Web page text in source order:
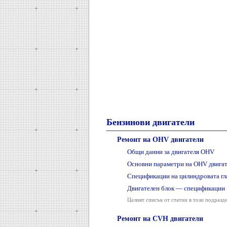
Бензинови двигатели
Ремонт на OHV двигатели
Общи данни за двигателя OHV
Основни параметри на OHV
Спецификации на цилиндровата
Двигателен блок — спецификации
Целият списък от статии в този
Ремонт на CVH двигатели